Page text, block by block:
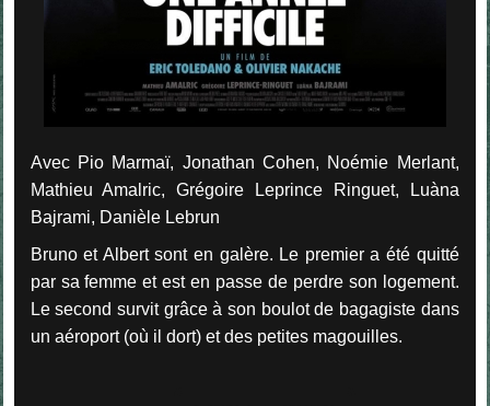
Avec Pio Marmaï, Jonathan Cohen, Noémie Merlant,
Mathieu Amalric, Grégoire Leprince Ringuet, Luàna
Bajrami, Danièle Lebrun
Bruno et Albert sont en galère. Le premier a été quitté
par sa femme et est en passe de perdre son logement.
Le second survit grâce à son boulot de bagagiste dans
un aéroport (où il dort) et des petites magouilles.